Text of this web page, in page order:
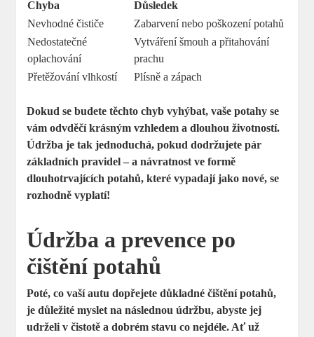
Chyba
Důsledek
Nevhodné čističe
Zabarvení nebo poškození potahů
Nedostatečné
oplachování
Vytváření šmouh a přitahování
prachu
Přetěžování vlhkostí
Plísně a zápach
Dokud se budete těchto chyb vyhýbat, vaše potahy se
vám odvděčí krásným vzhledem a dlouhou životností.
Údržba je tak jednoduchá, pokud dodržujete pár
základních pravidel – a návratnost ve formě
dlouhotrvajících potahů, které vypadají jako nové, se
rozhodně vyplatí!
Údržba a prevence po
čištění potahů
Poté, co vaší autu dopřejete důkladné čištění potahů,
je důležité myslet na následnou údržbu, abyste jej
udrželi v čistotě a dobrém stavu co nejdéle. Ať už